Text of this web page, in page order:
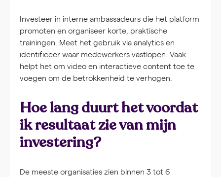
Investeer in interne ambassadeurs die het platform
promoten en organiseer korte, praktische
trainingen. Meet het gebruik via analytics en
identificeer waar medewerkers vastlopen. Vaak
helpt het om video en interactieve content toe te
voegen om de betrokkenheid te verhogen.
Hoe lang duurt het voordat
ik resultaat zie van mijn
investering?
De meeste organisaties zien binnen 3 tot 6